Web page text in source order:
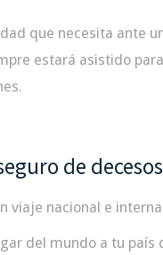
que necesita ante
estará asistido
de
viaje nacional e
del mundo a tu país